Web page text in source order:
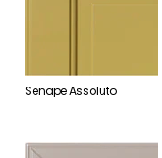
Senape Assoluto